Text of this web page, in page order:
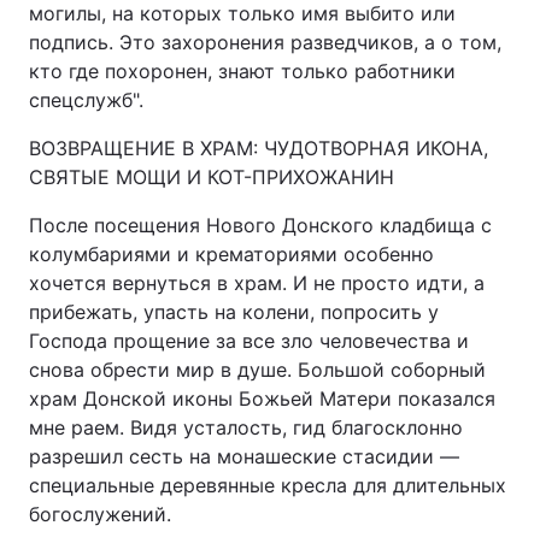
могилы, на которых только имя выбито или
подпись. Это захоронения разведчиков, а о том,
кто где похоронен, знают только работники
спецслужб".
ВОЗВРАЩЕНИЕ В ХРАМ: ЧУДОТВОРНАЯ ИКОНА,
СВЯТЫЕ МОЩИ И КОТ-ПРИХОЖАНИН
После посещения Нового Донского кладбища с
колумбариями и крематориями особенно
хочется вернуться в храм. И не просто идти, а
прибежать, упасть на колени, попросить у
Господа прощение за все зло человечества и
снова обрести мир в душе. Большой соборный
храм Донской иконы Божьей Матери показался
мне раем. Видя усталость, гид благосклонно
разрешил сесть на монашеские стасидии —
специальные деревянные кресла для длительных
богослужений.